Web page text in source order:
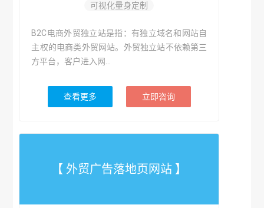
可视化量身定制
B2C电商外贸独立站是指：有独立域名和网站自
主权的电商类外贸网站。外贸独立站不依赖第三
方平台，客户进入网...
查看更多 立即咨询
【 外贸广告落地页网站 】